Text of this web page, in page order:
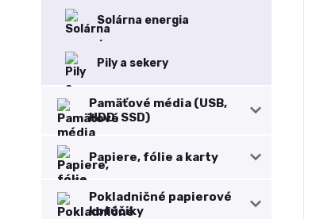
Solárna energia
Pily a sekery
Pamäťové média (USB,
HDD, SSD)
Papiere, fólie a karty
Pokladničné papierové
kotúčiky